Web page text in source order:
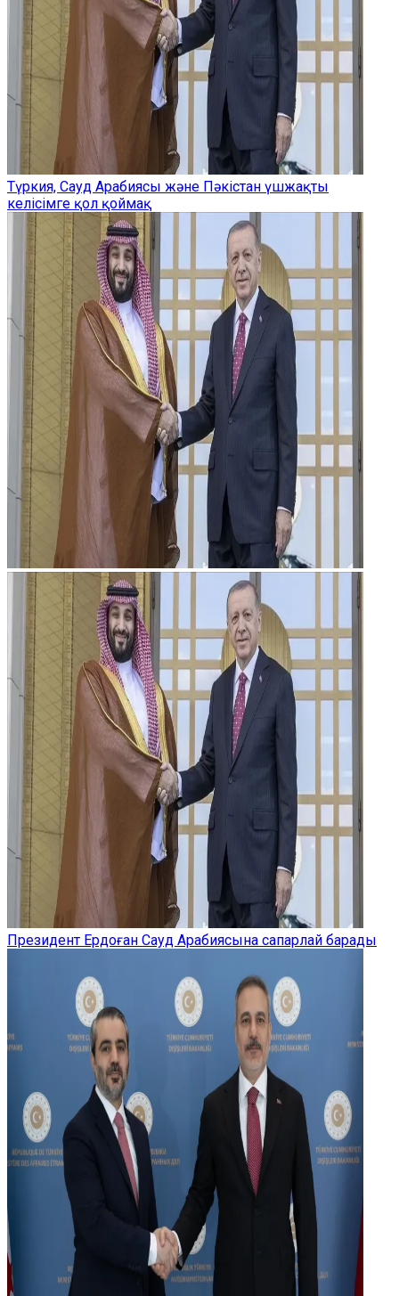
Түркия, Сауд Арабиясы және Пәкістан үшжақты
келісімге қол қоймақ
Президент Ердоған Сауд Арабиясына сапарлай барады